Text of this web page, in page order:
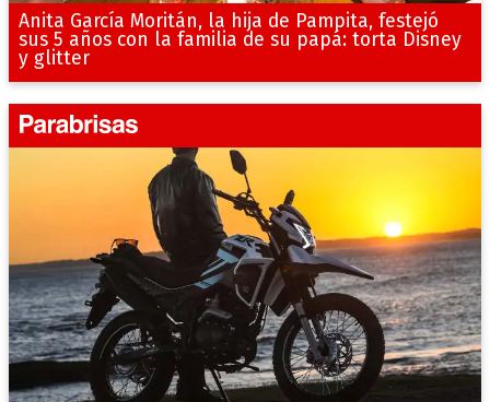
Anita García Moritán, la hija de Pampita, festejó
sus 5 años con la familia de su papá: torta Disney
y glitter